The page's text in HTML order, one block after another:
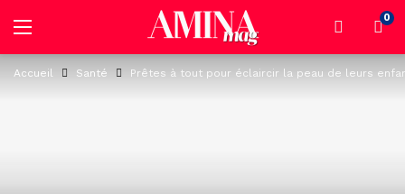
0
Accueil Santé Prêtes à tout pour éclaircir la peau de leurs